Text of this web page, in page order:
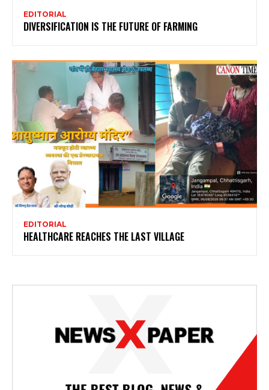
EDITORIAL
DIVERSIFICATION IS THE FUTURE OF FARMING
EDITORIAL
HEALTHCARE REACHES THE LAST VILLAGE